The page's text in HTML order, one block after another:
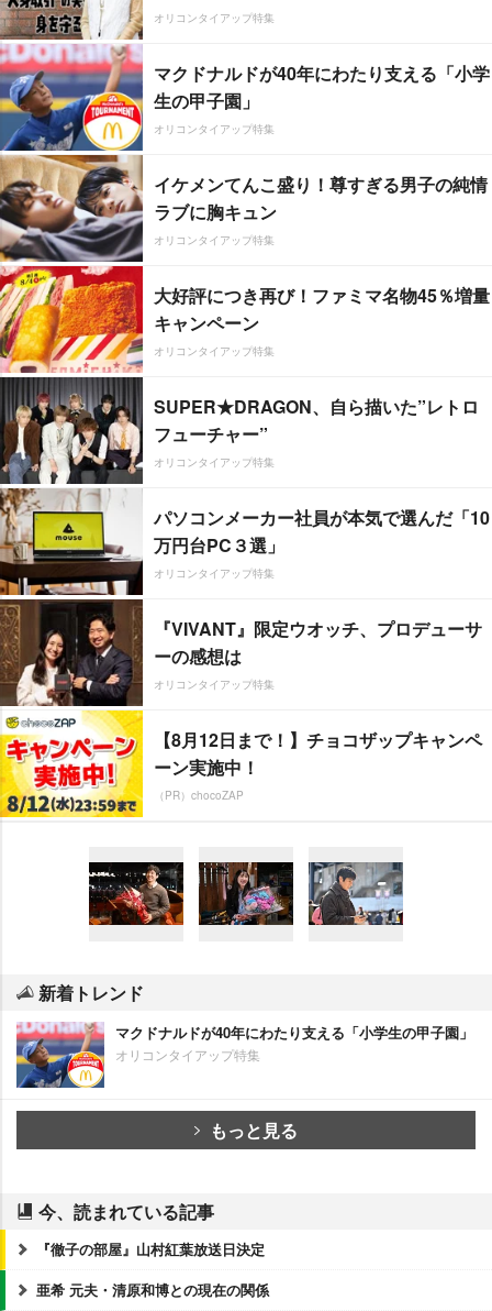
オリコンタイアップ特集
マクドナルドが40年にわたり支える「小学
生の甲子園」
オリコンタイアップ特集
イケメンてんこ盛り！尊すぎる男子の純情
ラブに胸キュン
オリコンタイアップ特集
大好評につき再び！ファミマ名物45％増量
キャンペーン
オリコンタイアップ特集
SUPER★DRAGON、自ら描いた”レトロ
フューチャー”
オリコンタイアップ特集
パソコンメーカー社員が本気で選んだ「10
万円台PC３選」
オリコンタイアップ特集
『VIVANT』限定ウオッチ、プロデューサ
ーの感想は
オリコンタイアップ特集
【8月12日まで！】チョコザップキャンペ
ーン実施中！
（PR）chocoZAP
新着トレンド
マクドナルドが40年にわたり支える「小学生の甲子園」
オリコンタイアップ特集
もっと見る
今、読まれている記事
『徹子の部屋』山村紅葉放送日決定
亜希 元夫・清原和博との現在の関係